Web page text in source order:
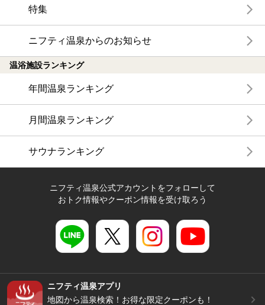
特集
ニフティ温泉からのお知らせ
温浴施設ランキング
年間温泉ランキング
月間温泉ランキング
サウナランキング
ニフティ温泉公式アカウントをフォローして
おトク情報やクーポン情報を受け取ろう
ニフティ温泉アプリ
地図から温泉検索！お得な限定クーポンも！